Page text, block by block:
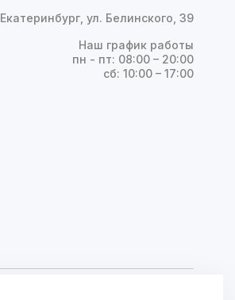
Екатеринбург, ул. Белинского, 39
Наш график работы
пн - пт: 08:00 – 20:00
сб: 10:00 – 17:00